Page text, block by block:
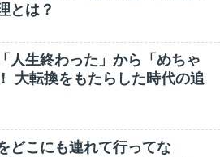
とは？
人生終わった」から「めちゃ
大転換をもたらした時代の追
どこにも連れて行ってな